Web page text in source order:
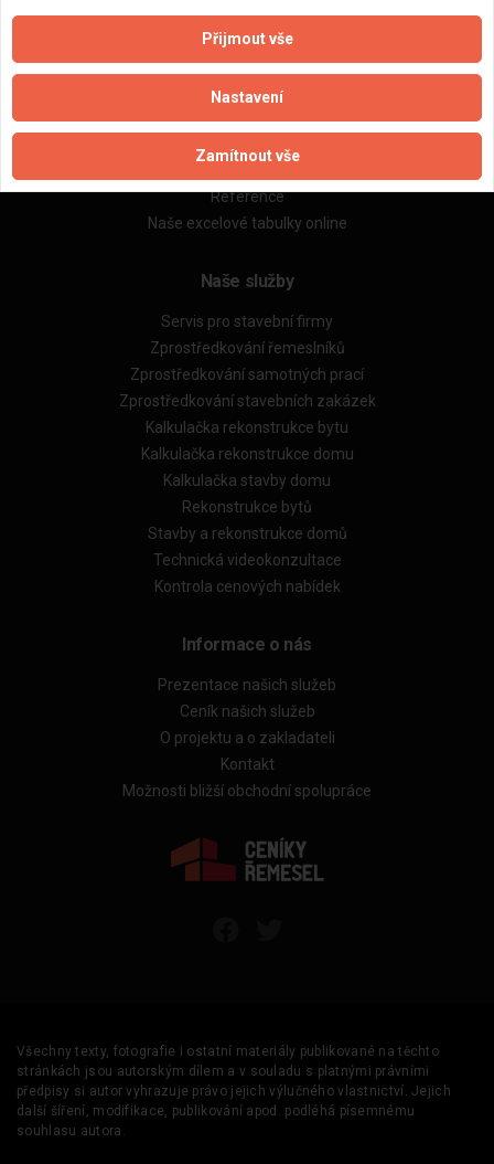
Naše firmy a řemeslníci
Zpracování a ochrana osobních údajů
Reference
Naše excelové tabulky online
Naše služby
Servis pro stavební firmy
Zprostředkování řemeslníků
Zprostředkování samotných prací
Zprostředkování stavebních zakázek
Kalkulačka rekonstrukce bytu
Kalkulačka rekonstrukce domu
Kalkulačka stavby domu
Rekonstrukce bytů
Stavby a rekonstrukce domů
Technická videokonzultace
Kontrola cenových nabídek
Informace o nás
Prezentace našich služeb
Ceník našich služeb
O projektu a o zakladateli
Kontakt
Možnosti bližší obchodní spolupráce
Všechny texty, fotografie i ostatní materiály publikované na těchto
stránkách jsou autorským dílem a v souladu s platnými právními
předpisy si autor vyhrazuje právo jejich výlučného vlastnictví. Jejich
další šíření, modifikace, publikování apod. podléhá písemnému
souhlasu autora.
Přijmout vše
Nastavení
Zamítnout vše